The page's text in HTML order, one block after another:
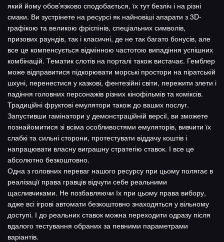
який йому обов’язково сподобається, їх тут безліч і на різні
смаки. Ви зустрінете на ресурсі як найновіші апарати з 3D-
графікою та великою фріспінів, спеціальних символів,
призових раундів, так і класичні, де не так багато бонусів, але
все це компенсується відмінною частотою випадіння успішних
комбінацій. Тематик слотів на порталі також вистачає. Гемблер
може відправитися підкорювати морські простори на піратській
шхуні, перенестися у казкові, фентезійні світи, пережити злети і
падіння головних персонажів різних кінофільмів та коміксів.
Традиційні фруктові емулятори також до ваших послуг.
Запустивши гамінатори у демонстраційній версії, ви зможете
познайомитися зі всіма особливостями емуляторів, вивчити їх
слабкі та сильні сторони, протестувати віддачу коштів і
напрацювати власну виграшну стратегію ставок. І все це
абсолютно безкоштовно.
Одна з головних переваг нашого ресурсу при цьому полягає в
реалізації права гравців відчути себе реальними
щасливчиками. Не позбавляючи їх при цьому права вибору,
адже всі ігрові автомати безкоштовно знаходяться у вільному
доступі. І до реальних ставок можна переходити одразу після
вдалого тестування обраних за певними параметрами
варіантів.